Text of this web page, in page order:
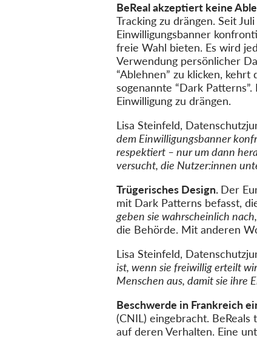
BeReal akzeptiert keine
Tracking zu drängen. Seit
Einwilligungsbanner
freie Wahl bieten. Es wird
Verwendung persönlicher
“Ablehnen” zu klicken,
sogenannte “Dark
Einwilligung zu drängen.
Lisa Steinfeld,
dem Einwilligungsbanner
respektiert – nur um dann
versucht, die Nutzer:innen
Trügerisches Design. Der
mit Dark Patterns befasst,
geben sie wahrscheinlich
die Behörde. Mit anderen
Lisa Steinfeld,
ist, wenn sie freiwillig erteilt
Menschen aus, damit sie ihre
Beschwerde in Frankreich
(CNIL) eingebracht.
auf deren Verhalten. Eine